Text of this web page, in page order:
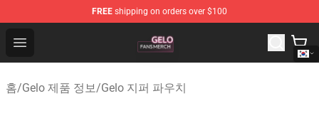
FREE shipping on orders over $100
Open menu
Gelo Shop - Official Gelo Merchandise Store
홈/Gelo 제품 정보/Gelo 지퍼 파우치